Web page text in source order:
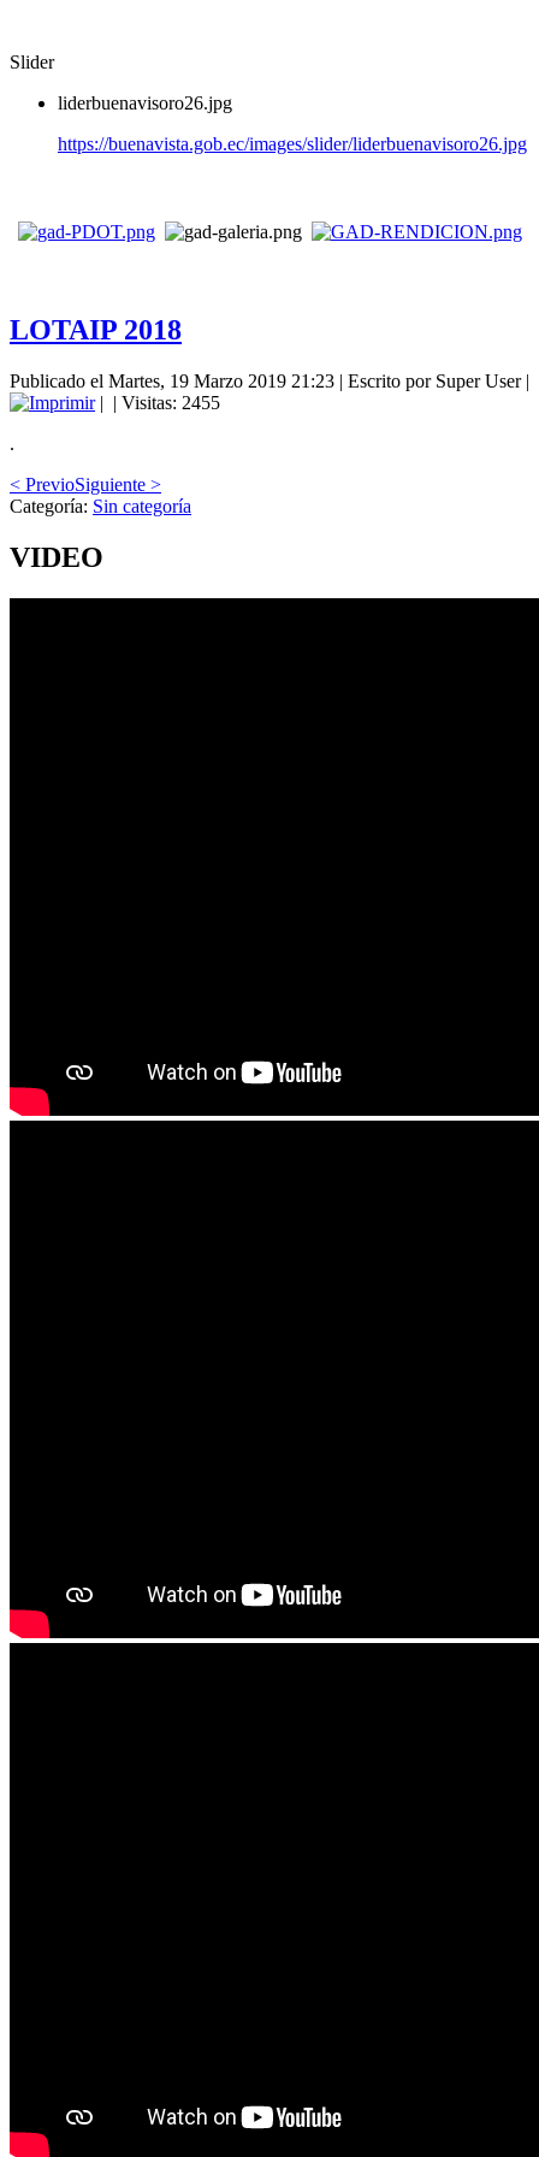
Slider
liderbuenavisoro26.jpg
https://buenavista.gob.ec/images/slider/liderbuenavisoro26.jpg
LOTAIP 2018
Publicado el Martes, 19 Marzo 2019 21:23 | Escrito por Super User|
| | Visitas: 2455
.
< PrevioSiguiente >
Categoría: Sin categoría
VIDEO